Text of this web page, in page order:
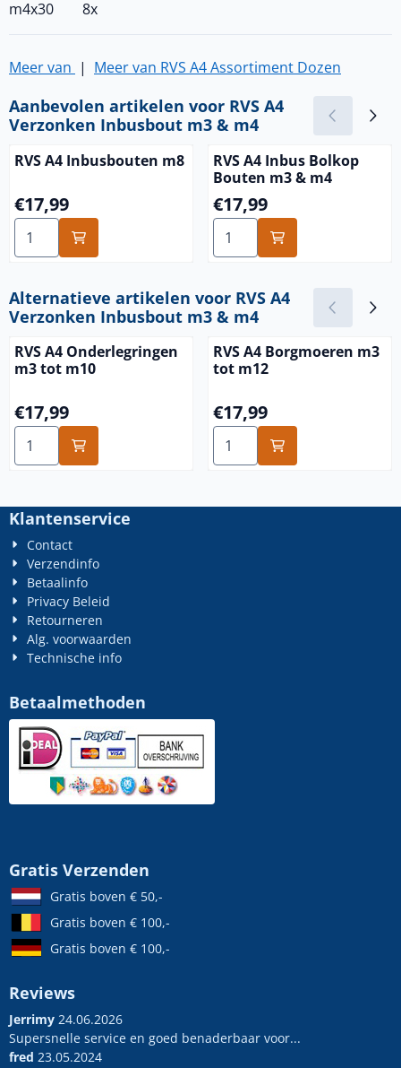
m4x30 8x
Meer van | Meer van RVS A4 Assortiment Dozen
Aanbevolen artikelen voor RVS A4
Verzonken Inbusbout m3 & m4
RVS A4 Inbusbouten m8
Prijs: 17,99
€17,99
Aantal kiezen voor RVS A4 Inbusbouten m8
RVS A4 Inbus Bolkop
Bouten m3 & m4
Prijs: 17,99
€17,99
Aantal kiezen voor RVS A4
Alternatieve artikelen voor RVS A4
Verzonken Inbusbout m3 & m4
RVS A4 Onderlegringen
m3 tot m10
Prijs: 17,99
€17,99
Aantal kiezen voor RVS A4 Onderlegringen m3 tot m10
RVS A4 Borgmoeren m3
tot m12
Prijs: 17,99
€17,99
Aantal kiezen voor RVS A4
Klantenservice
Contact
Verzendinfo
Betaalinfo
Privacy Beleid
Retourneren
Alg. voorwaarden
Technische info
Betaalmethoden
Gratis Verzenden
Gratis boven € 50,-
Gratis boven € 100,-
Gratis boven € 100,-
Reviews
Jerrimy 24.06.2026
Supersnelle service en goed benaderbaar voor...
fred 23.05.2024